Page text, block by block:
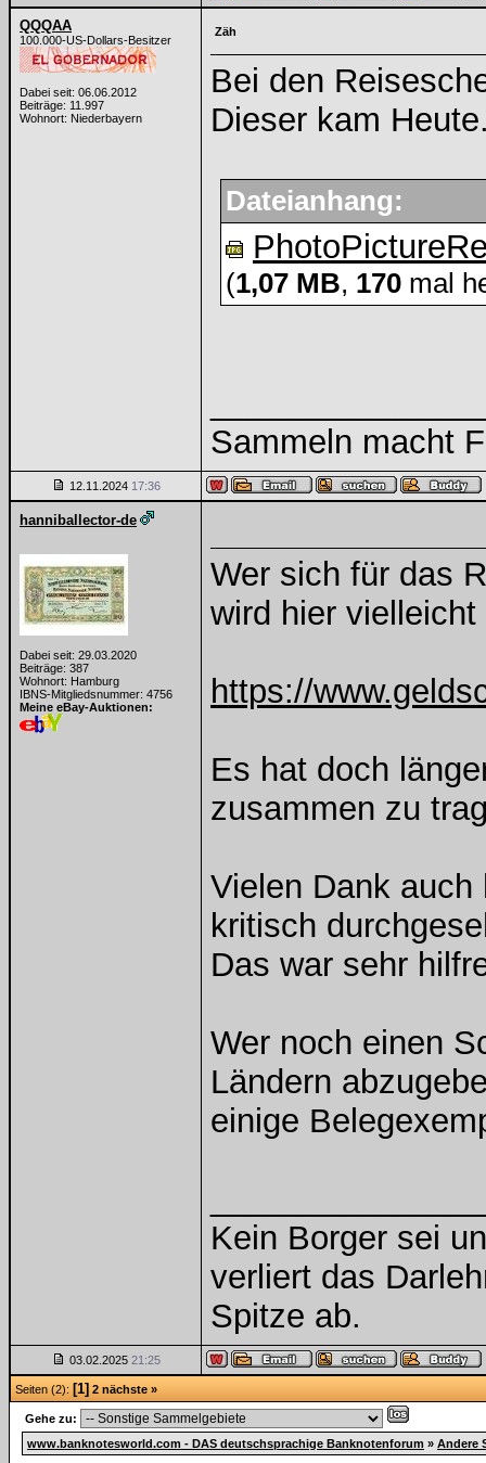
QQQAA
100.000-US-Dollars-Besitzer
Dabei seit: 06.06.2012
Beiträge: 11.997
Wohnort: Niederbayern
Zäh
Bei den
Dieser kam
Dateianhang:
(1,07 MB, 170 mal
Sammeln macht
12.11.2024 17:36
hanniballector-de
Dabei seit: 29.03.2020
Beiträge: 387
Wohnort: Hamburg
IBNS-Mitgliedsnummer: 4756
Meine eBay-Auktionen:
Wer sich für das
wird hier vielleicht
https://
Es hat doch
zusammen zu
Vielen Dank
kritisch
Das war sehr
Wer noch einen
Ländern
einige
Kein Borger sei
verliert das
Spitze ab.
03.02.2025 21:25
Seiten (2): [1] 2 nächste »
Gehe zu:
www.banknotesworld.com - DAS deutschsprachige Banknotenforum » Andere